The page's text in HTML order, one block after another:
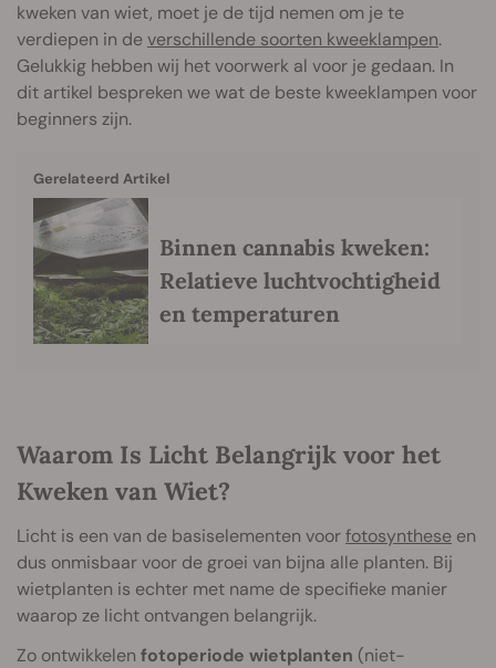
kweken van wiet, moet je de tijd nemen om je te
verdiepen in deverschillende soorten kweeklampen.
Gelukkig hebben wij het voorwerk al voor je gedaan. In
dit artikel bespreken we wat de beste kweeklampen voor
beginners zijn.
Gerelateerd Artikel
Binnen cannabis kweken:
Relatieve luchtvochtigheid
en temperaturen
Waarom Is Licht Belangrijk voor het
Kweken van Wiet?
Licht is een van de basiselementen voorfotosynthese en
dus onmisbaar voor de groei van bijna alle planten. Bij
wietplanten is echter met name de specifieke manier
waarop ze licht ontvangen belangrijk.
Zo ontwikkelen fotoperiode wietplanten (niet-